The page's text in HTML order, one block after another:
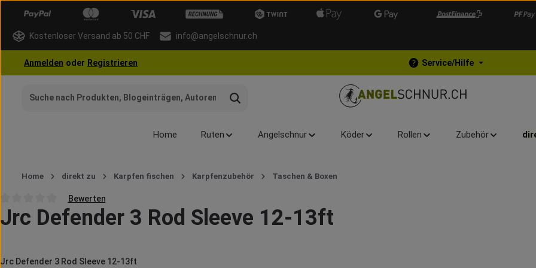
Hauptinhalt springen
Zur Suche springen
Zur Hauptnavigation springen
Kostenloser Versand ab 50 CHF info@angelschnur.ch
Anmelden oder Registrieren Service/Hilfe
Home Ruten Angelschnur Köder Rollen Zubehör
Home direkt zu Karpfen fischen Karpfenzubehör Taschen & Boxen
Durchschnittliche Bewertung von 0 von 5 Sternen
Bewerten
Jrc Defender 3 Rod Sleeve 12-13ft
Jrc Defender 3 Rod Sleeve 12-13ft